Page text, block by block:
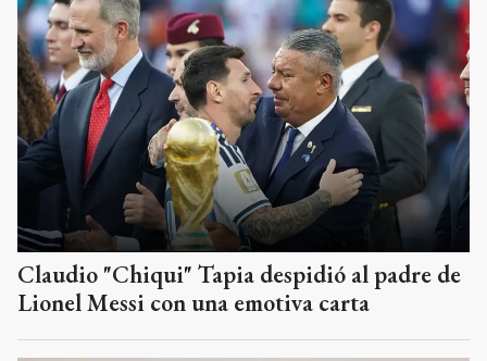
Claudio "Chiqui" Tapia despidió al padre de
Lionel Messi con una emotiva carta